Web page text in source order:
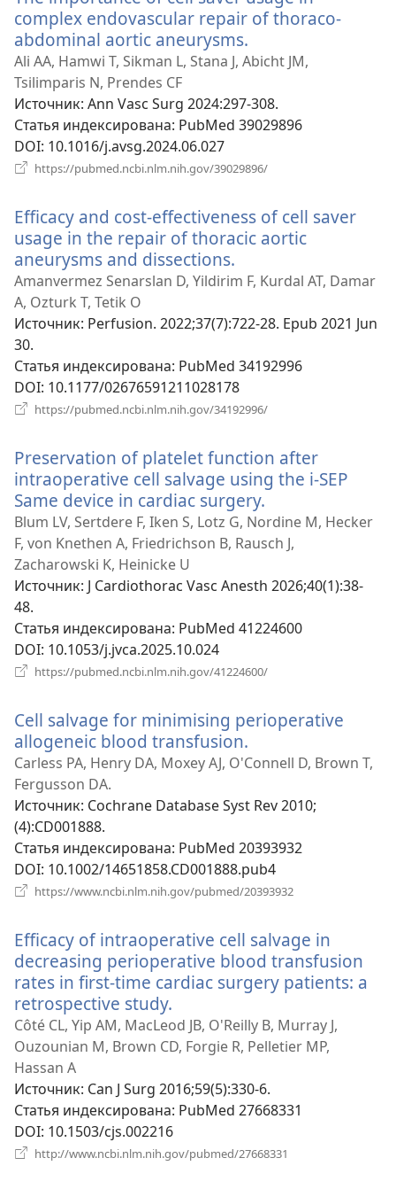
complex endovascular repair of thoraco-
abdominal aortic aneurysms.
в
окне)
Ali AA, Hamwi T, Sikman L, Stana J, Abicht JM,
Tsilimparis N, Prendes CF
Источник‎: Ann Vasc Surg 2024:297-308.
Статья индексирована‎: PubMed 39029896
DOI‎: 10.1016/j.avsg.2024.06.027
https://pubmed.ncbi.nlm.nih.gov/39029896/
окне)
Efficacy and cost-effectiveness of cell saver
usage in the repair of thoracic aortic
aneurysms and dissections.
в
окне)
Amanvermez Senarslan D, Yildirim F, Kurdal AT, Damar
A, Ozturk T, Tetik O
Источник‎: Perfusion. 2022;37(7):722-28. Epub 2021 Jun
30.
Статья индексирована‎: PubMed 34192996
DOI‎: 10.1177/02676591211028178
https://pubmed.ncbi.nlm.nih.gov/34192996/
окне)
Preservation of platelet function after
intraoperative cell salvage using the i-SEP
Same device in cardiac surgery.
в
новом
Blum LV, Sertdere F, Iken S, Lotz G, Nordine M, Hecker
F, von Knethen A, Friedrichson B, Rausch J,
Zacharowski K, Heinicke U
Источник‎: J Cardiothorac Vasc Anesth 2026;40(1):38-
48.
Статья индексирована‎: PubMed 41224600
DOI‎: 10.1053/j.jvca.2025.10.024
https://pubmed.ncbi.nlm.nih.gov/41224600/
окне)
Cell salvage for minimising perioperative
allogeneic blood transfusion.
в
окне)
Carless PA, Henry DA, Moxey AJ, O'Connell D, Brown T,
Fergusson DA.
Источник‎: Cochrane Database Syst Rev 2010;
(4):CD001888.
Статья индексирована‎: PubMed 20393932
DOI‎: 10.1002/14651858.CD001888.pub4
https://www.ncbi.nlm.nih.gov/pubmed/20393932
окне)
Efficacy of intraoperative cell salvage in
decreasing perioperative blood transfusion
rates in first-time cardiac surgery patients: a
retrospective study.
в
новом
Côté CL, Yip AM, MacLeod JB, O'Reilly B, Murray J,
Ouzounian M, Brown CD, Forgie R, Pelletier MP,
Hassan A
Источник‎: Can J Surg 2016;59(5):330-6.
Статья индексирована‎: PubMed 27668331
DOI‎: 10.1503/cjs.002216
http://www.ncbi.nlm.nih.gov/pubmed/27668331